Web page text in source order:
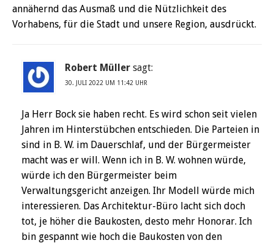
annähernd das Ausmaß und die Nützlichkeit des
Vorhabens, für die Stadt und unsere Region, ausdrückt.
Robert Müller sagt:
30. JULI 2022 UM 11:42 UHR
Ja Herr Bock sie haben recht. Es wird schon seit vielen
Jahren im Hinterstübchen entschieden. Die Parteien in
sind in B. W. im Dauerschlaf, und der Bürgermeister
macht was er will. Wenn ich in B. W. wohnen würde,
würde ich den Bürgermeister beim
Verwaltungsgericht anzeigen. Ihr Modell würde mich
interessieren. Das Architektur-Büro lacht sich doch
tot, je höher die Baukosten, desto mehr Honorar. Ich
bin gespannt wie hoch die Baukosten von den